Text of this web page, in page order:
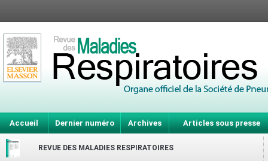
Accueil Dernier numéro Archives Articles sous presse
REVUE DES MALADIES RESPIRATOIRES